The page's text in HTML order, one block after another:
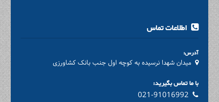
اطلاعات تماس
آدرس:
میدان شهدا نرسیده به کوچه اول جنب بانک کشاورزی
با ما تماس بگیرید:
021-91016992